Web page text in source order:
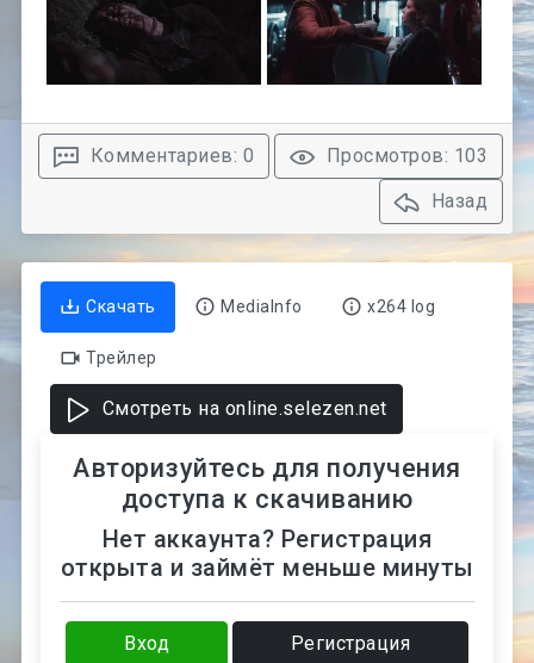
Комментариев: 0
Просмотров: 103
Назад
Скачать MediaInfo x264 log
Трейлер
Смотреть на online.selezen.net
Авторизуйтесь для получения
доступа к скачиванию
Нет аккаунта? Регистрация
открыта и займёт меньше минуты
Вход Регистрация